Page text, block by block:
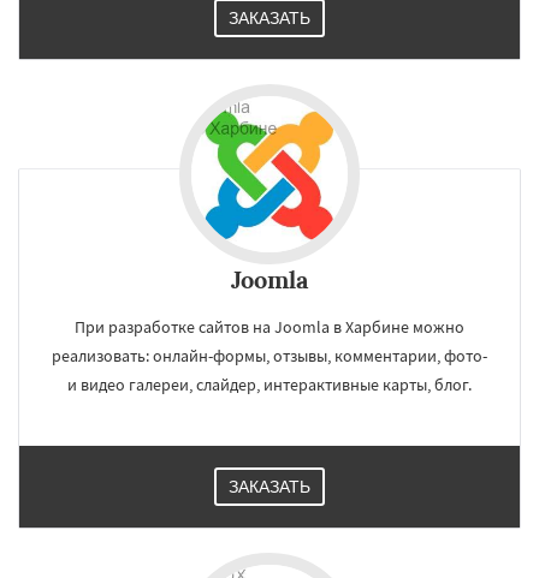
ЗАКАЗАТЬ
Joomla
При разработке сайтов на Joomla в Харбине можно
реализовать: онлайн-формы, отзывы, комментарии, фото-
и видео галереи, слайдер, интерактивные карты, блог.
ЗАКАЗАТЬ